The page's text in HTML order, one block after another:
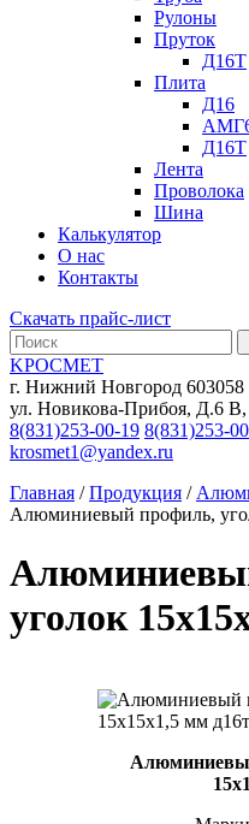
Рулоны
Пруток
Д16Т
Плита
Д16
Д16Т
Лента
Проволока
Шина
Калькулятор
О нас
Контакты
Скачать прайс-лист
KРОСМЕТ
г. Нижний Новгород 603058
ул. Новикова-Прибоя, Д.6
8(831)253-00-19 8(831)253-
krosmet1@yandex.ru
Главная /Продукция /
Алюминиевый профиль,
уголок